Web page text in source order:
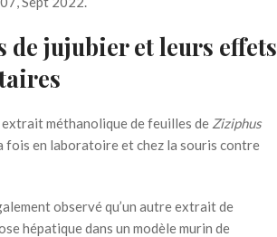
de jujubier et leurs effets
méthanolique de feuilles de Ziziphus
fois en laboratoire et chez la souris contre
observé qu’un autre extrait de
hépatique dans un modèle murin de